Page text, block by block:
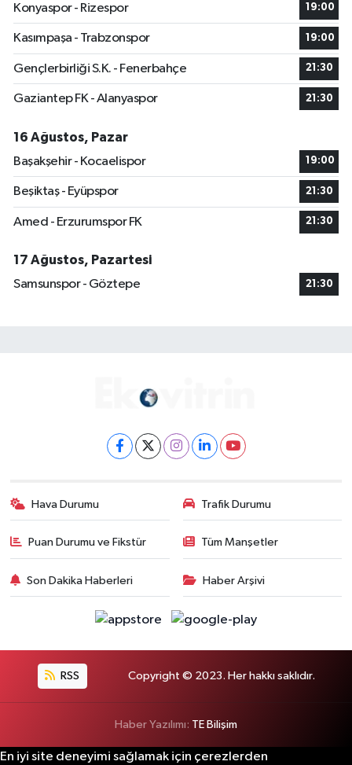
Konyaspor - Rizespor
19:00
Kasımpaşa - Trabzonspor 19:00
Gençlerbirliği S.K. - Fenerbahçe 21:30
Gaziantep FK - Alanyaspor 21:30
16 Ağustos, Pazar
Başakşehir - Kocaelispor
19:00
Beşiktaş - Eyüpspor 21:30
Amed - Erzurumspor FK 21:30
17 Ağustos, Pazartesi
Samsunspor - Göztepe
21:30
Hava Durumu Trafik Durumu
Puan Durumu ve Fikstür Tüm Manşetler
Son Dakika Haberleri Haber Arşivi
RSS Copyright © 2023. Her hakkı saklıdır.
Haber Yazılımı: TE Bilişim
En iyi site deneyimi sağlamak için çerezlerden